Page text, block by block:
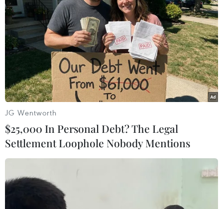
#nhập khẩu đường
#hạn ngạch thuế quan
#bộ công thương
#đấu giá
#đường thô
JG Wentworth
$25,000 In Personal Debt? The Legal
Settlement Loophole Nobody Mentions